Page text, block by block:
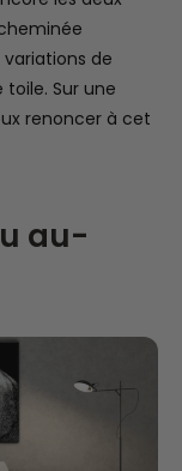
de
Sur une
renoncer à cet
au-